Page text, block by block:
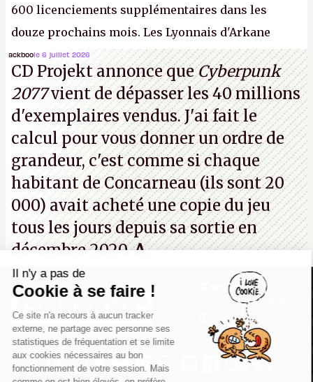
600 licenciements supplémentaires dans les
douze prochains mois. Les Lyonnais d'Arkane
(Dishonored, Deathloop) pourraient faire partie des
prochaines victimes, puisque Microsoft a confirmé
vouloir se séparer du studio.A.
ackboole 6 juillet 2026
CD Projekt annonce queCyberpunk
2077vient de dépasser les 40 millions
d'exemplaires vendus. J'ai fait le
calcul pour vous donner un ordre de
grandeur, c'est comme si chaque
habitant de Concarneau (ils sont 20
000) avait acheté une copie du jeu
tous les jours depuis sa sortie en
décembre 2020.A.
Canard PC
Kiosque numérique
Boutique
Il n'y a pas de
Cookie à se faire !
Ce site n'a recours à aucun tracker
externe, ne partage avec personne ses
statistiques de fréquentation et se limite
aux cookies nécessaires au bon
fonctionnement de votre session. Mais